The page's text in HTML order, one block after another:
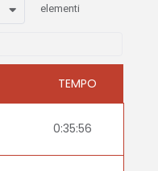
elementi
TEMPO
0:35:56